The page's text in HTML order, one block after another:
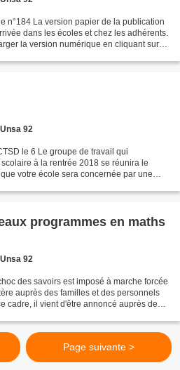
n°184 La version papier de la publication
dans les écoles et chez les adhérents.
la version numérique en cliquant sur le
92
le 6 Le groupe de travail qui
à la rentrée 2018 se réunira le
votre école sera concernée par une
programmes en maths
92
des savoirs est imposé à marche forcée
auprès des familles et des personnels
cadre, il vient d'être annoncé auprès des
Page suivante >